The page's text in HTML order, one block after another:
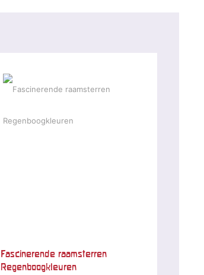
Fascinerende raamsterren
Regenboogkleuren